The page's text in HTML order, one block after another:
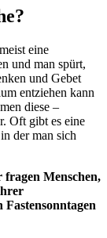
eine
und man spürt,
und Gebet
entziehen kann
diese –
Oft gibt es eine
der man sich
fragen Menschen,
Fastensonntagen